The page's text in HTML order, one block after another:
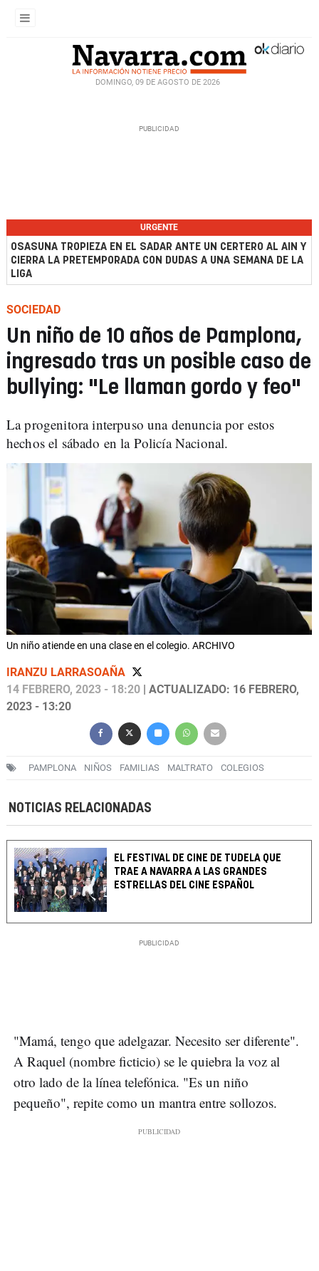
DOMINGO, 09 DE AGOSTO DE 2026
URGENTE
OSASUNA TROPIEZA EN EL SADAR ANTE UN CERTERO AL AIN Y
CIERRA LA PRETEMPORADA CON DUDAS A UNA SEMANA DE LA
LIGA
SOCIEDAD
Un niño de 10 años de Pamplona,
ingresado tras un posible caso de
bullying: "Le llaman gordo y feo"
La progenitora interpuso una denuncia por estos
hechos el sábado en la Policía Nacional.
Un niño atiende en una clase en el colegio. ARCHIVO
IRANZU LARRASOAÑA
14 FEBRERO, 2023 - 18:20 | ACTUALIZADO: 16 FEBRERO,
2023 - 13:20
PAMPLONA NIÑOS FAMILIAS MALTRATO COLEGIOS
NOTICIAS RELACIONADAS
EL FESTIVAL DE CINE DE TUDELA QUE
TRAE A NAVARRA A LAS GRANDES
ESTRELLAS DEL CINE ESPAÑOL
"Mamá, tengo que adelgazar. Necesito ser diferente".
A Raquel (nombre ficticio) se le quiebra la voz al
otro lado de la línea telefónica. "Es un niño
pequeño", repite como un mantra entre sollozos.